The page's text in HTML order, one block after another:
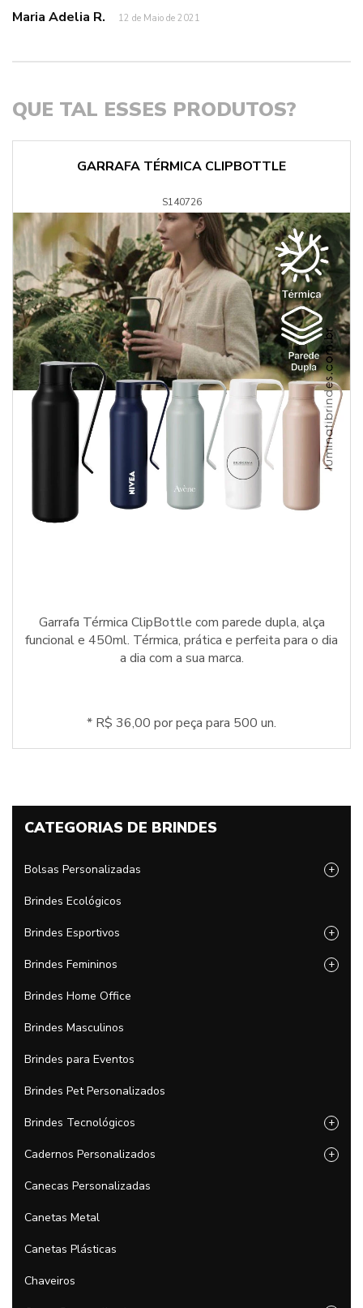
Maria Adelia R. 12 de Maio de 2021
QUE TAL ESSES PRODUTOS?
GARRAFA TÉRMICA CLIPBOTTLE
S140726
Garrafa Térmica ClipBottle com parede dupla, alça
funcional e 450ml. Térmica, prática e perfeita para o dia
a dia com a sua marca.
* R$ 36,00 por peça para 500 un.
CATEGORIAS DE BRINDES
Bolsas Personalizadas +
Brindes Ecológicos
Brindes Esportivos +
Brindes Femininos +
Brindes Home Office
Brindes Masculinos
Brindes para Eventos
Brindes Pet Personalizados
Brindes Tecnológicos +
Cadernos Personalizados +
Canecas Personalizadas
Canetas Metal
Canetas Plásticas
Chaveiros